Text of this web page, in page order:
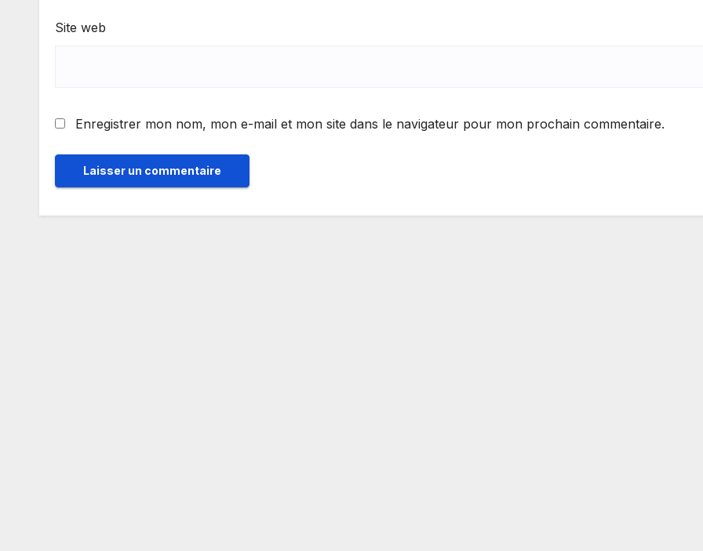
Site web
Enregistrer mon nom, mon e-mail et mon site dans le navigateur pour mon prochain commentaire.